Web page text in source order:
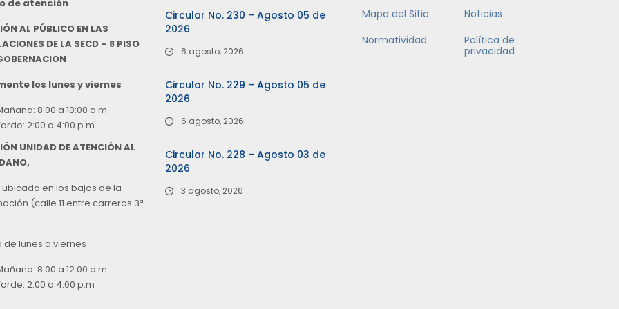
de atención
AL PÚBLICO EN LAS
DE LA SECD – 8 PISO
los lunes y viernes
8:00 a 10:00 a.m.
2:00 a 4:00 p.m
UNIDAD DE ATENCIÓN AL
ubicada en los bajos de la
(calle 11 entre carreras 3ª
de lunes a viernes
8:00 a 12:00 a.m.
2:00 a 4:00 p.m
Circular No. 230 – Agosto 05 de
2026
6 agosto, 2026
Circular No. 229 – Agosto 05 de
2026
6 agosto, 2026
Circular No. 228 – Agosto 03 de
2026
3 agosto, 2026
Mapa del Sitio
Noticias
Normatividad
Política de
privacidad